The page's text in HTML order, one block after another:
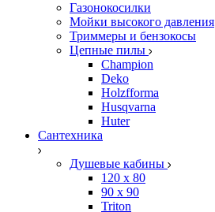
Газонокосилки
Мойки высокого давления
Триммеры и бензокосы
Цепные пилы
Champion
Deko
Holzfforma
Husqvarna
Huter
Сантехника
Душевые кабины
120 x 80
90 х 90
Triton